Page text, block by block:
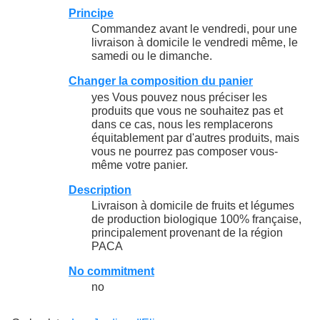
Principe
Commandez avant le vendredi, pour une
livraison à domicile le vendredi même, le
samedi ou le dimanche.
Changer la composition du panier
yes Vous pouvez nous préciser les
produits que vous ne souhaitez pas et
dans ce cas, nous les remplacerons
équitablement par d'autres produits, mais
vous ne pourrez pas composer vous-
même votre panier.
Description
Livraison à domicile de fruits et légumes
de production biologique 100% française,
principalement provenant de la région
PACA
No commitment
no